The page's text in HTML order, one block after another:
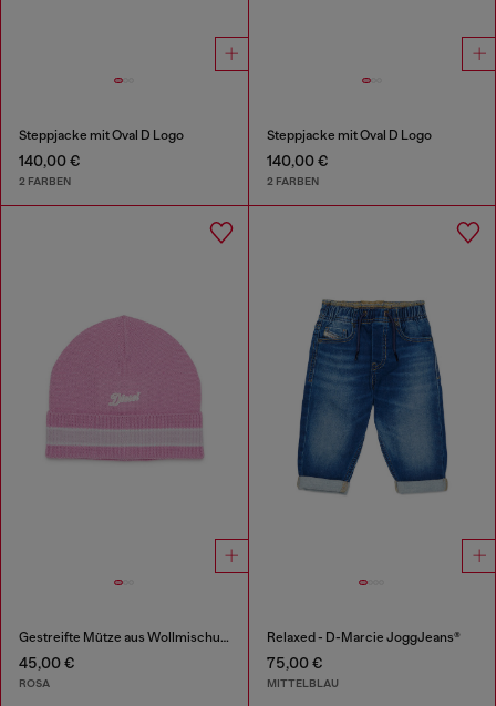
Steppjacke mit Oval D Logo
140,00 €
2 FARBEN
Steppjacke mit Oval D Logo
140,00 €
2 FARBEN
Gestreifte Mütze aus Wollmischung
45,00 €
ROSA
Relaxed - D-Marcie JoggJeans®
75,00 €
MITTELBLAU